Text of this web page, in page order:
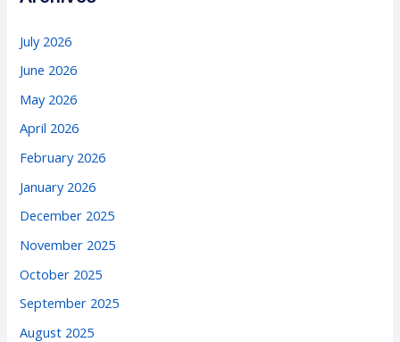
July 2026
June 2026
May 2026
April 2026
February 2026
January 2026
December 2025
November 2025
October 2025
September 2025
August 2025